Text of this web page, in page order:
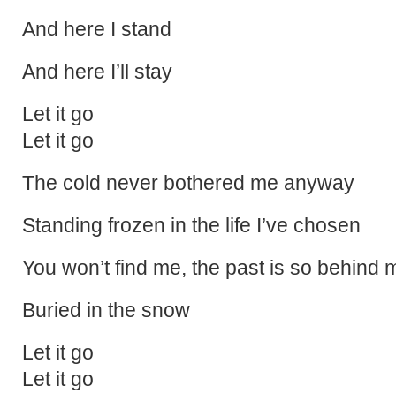
And here I stand
And here I’ll stay
Let it go
Let it go
The cold never bothered me anyway
Standing frozen in the life I’ve chosen
You won’t find me, the past is so behind
Buried in the snow
Let it go
Let it go